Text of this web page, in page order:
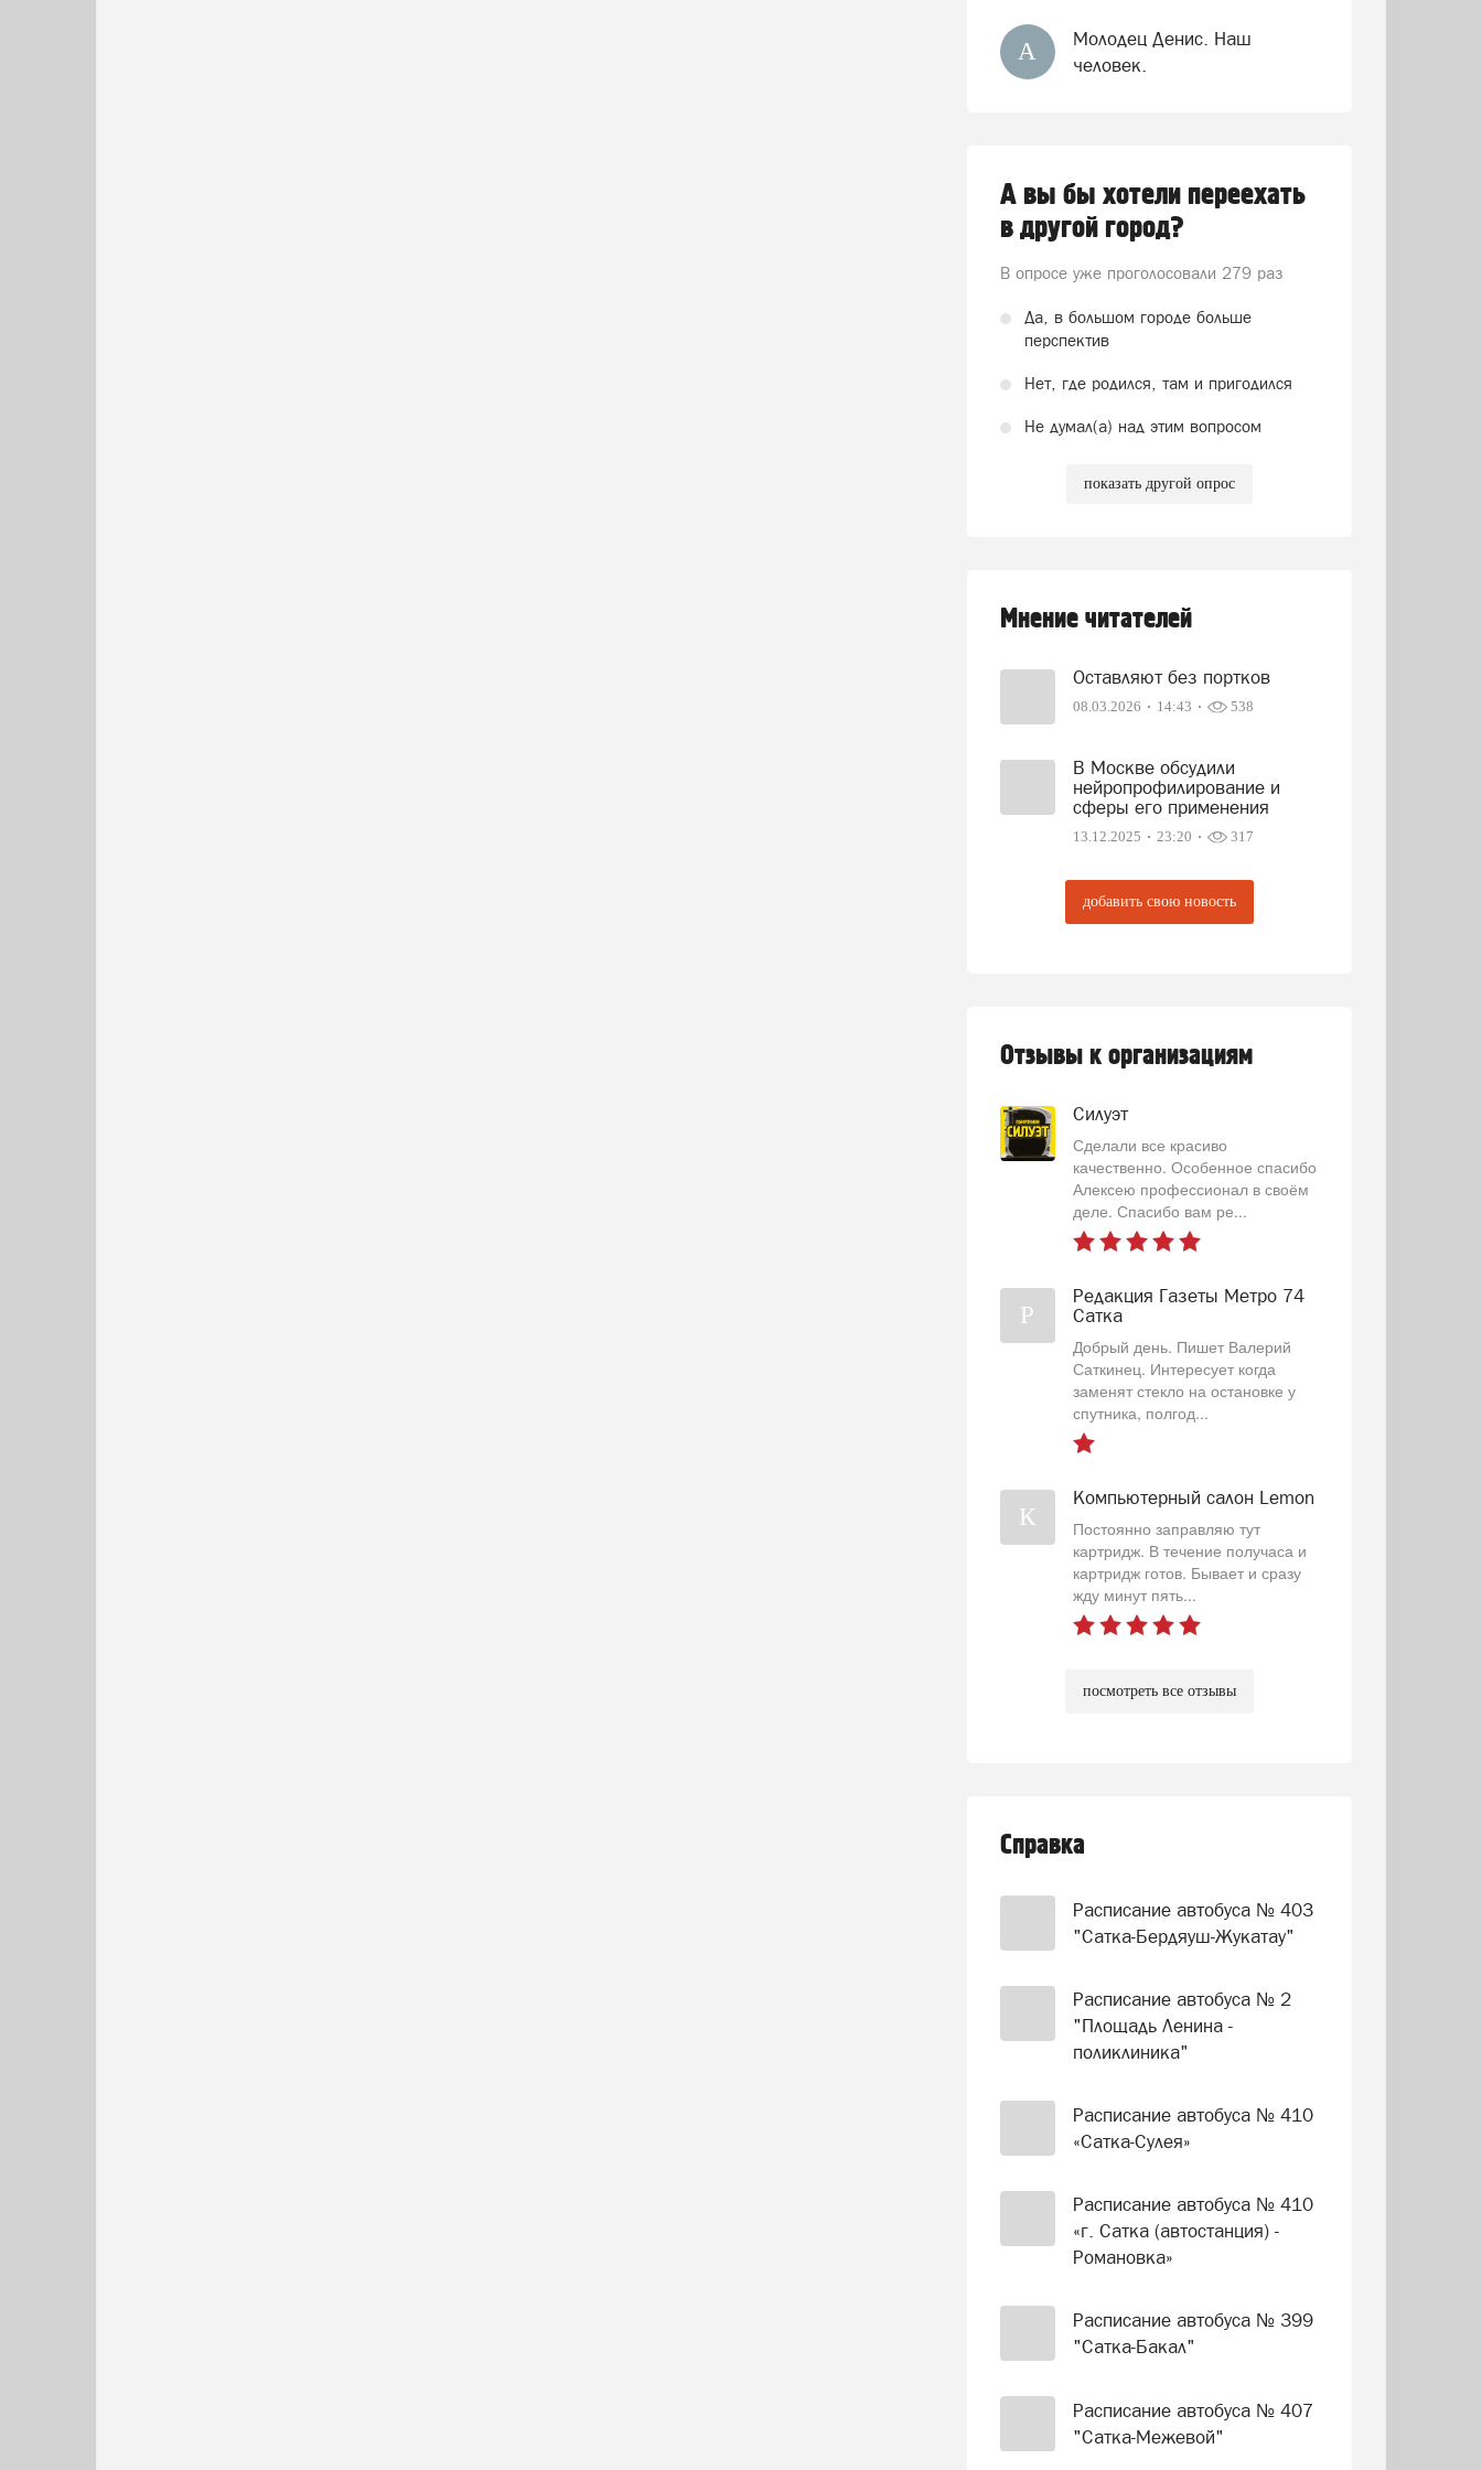
А
Молодец Денис. Наш
человек.
А вы бы хотели переехать
в другой город?
В опросе уже проголосовали 279 раз
Да, в большом городе больше
перспектив
Нет, где родился, там и пригодился
Не думал(а) над этим вопросом
показать другой опрос
Мнение читателей
Оставляют без портков
08.03.2026 14:43 538
В Москве обсудили
нейропрофилирование и
сферы его применения
13.12.2025 23:20 317
добавить свою новость
Отзывы к организациям
Силуэт
Сделали все красиво
качественно. Особенное спасибо
Алексею профессионал в своём
деле. Спасибо вам ре...
Р
Редакция Газеты Метро 74
Сатка
Добрый день. Пишет Валерий
Саткинец. Интересует когда
заменят стекло на остановке у
спутника, полгод...
К
Компьютерный салон Lemon
Постоянно заправляю тут
картридж. В течение получаса и
картридж готов. Бывает и сразу
жду минут пять...
посмотреть все отзывы
Справка
Расписание автобуса № 403
"Сатка-Бердяуш-Жукатау"
Расписание автобуса № 2
"Площадь Ленина -
поликлиника"
Расписание автобуса № 410
«Сатка-Сулея»
Расписание автобуса № 410
«г. Сатка (автостанция) -
Романовка»
Расписание автобуса № 399
"Сатка-Бакал"
Расписание автобуса № 407
"Сатка-Межевой"